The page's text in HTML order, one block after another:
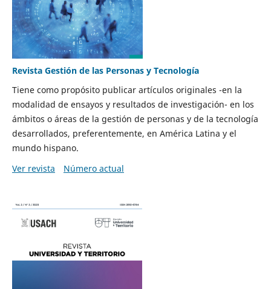
Revista Gestión de las Personas y Tecnología
Tiene como propósito publicar artículos originales -en la
modalidad de ensayos y resultados de investigación- en los
ámbitos o áreas de la gestión de personas y de la tecnología
desarrollados, preferentemente, en América Latina y el
mundo hispano.
Ver revista
Número actual